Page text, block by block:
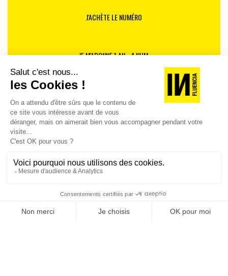
J'ACHÈTE LE NUMÉRO
JE M'ABONNE 1 AN - 4 NUM.
JE DÉCOUVRE LES NUMÉROS PRÉCÉDENTS
Je suis déjà abonné(e) :je consulte la revue en